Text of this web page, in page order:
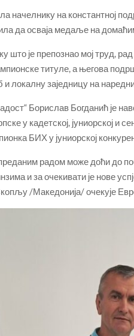
начелнику на константној
да осваја медаље на
што је препознао мој труд,
титуле, а његова
и локалну заједницу на
Борислав Богданић је
у кадетској, јуниорској и
БИХ у јуниорској
радом може доћи до
и за очекивати је нове
/Македонија/ очекује